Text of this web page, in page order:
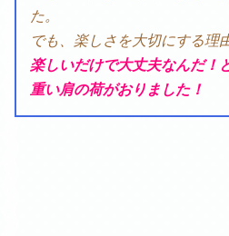
た。
でも、楽しさを大切にする理
楽しいだけで大丈夫なんだ！
重い肩の荷がおりました！